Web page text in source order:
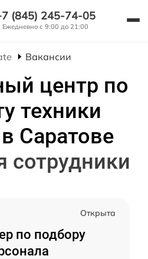
(845) 245-74-05
Ежедневно с 9:00 до 21:00
Вакансии
центр по
техники
в Саратове
сотрудники
Открыта
по подбору